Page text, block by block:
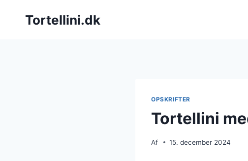
Tortellini.dk
OPSKRIFTER
Tortellini
Af 15. december 2024